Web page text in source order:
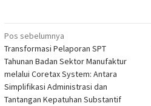
Navigasi
pos
Pos sebelumnya
Transformasi Pelaporan SPT
Tahunan Badan Sektor Manufaktur
melalui Coretax System: Antara
Simplifikasi Administrasi dan
Tantangan Kepatuhan Substantif